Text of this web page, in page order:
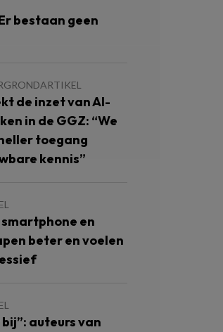
bestaan geen
de inzet van AI-
in de GGZ: “We
toegang
kennis”
en
beter en voelen
auteurs van